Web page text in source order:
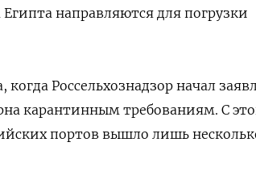
направляются для погрузки
Россельхознадзор начал
карантинным требованиям. С
портов вышло лишь